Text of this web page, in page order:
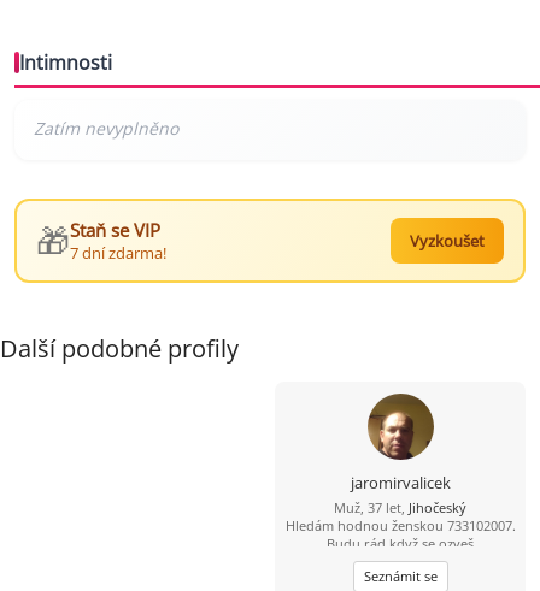
Intimnosti
🎁Staň se VIP
7 dní zdarma!
Vyzkoušet
Další podobné profily
jaromirvalicek
Muž, 37 let, Jihočeský
Hledám hodnou ženskou 733102007.
Budu rád když se ozveš
Seznámit se